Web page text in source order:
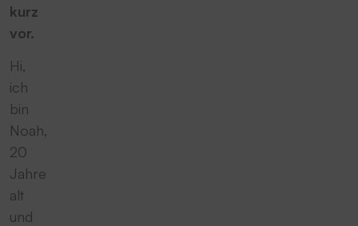
kurz
vor.
Hi,
ich
bin
Noah,
20
Jahre
alt
und